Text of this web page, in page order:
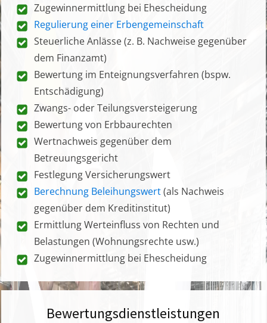
Zugewinnermittlung bei Ehescheidung
Regulierung einer Erbengemeinschaft
Steuerliche Anlässe (z. B. Nachweise gegenüber
dem Finanzamt)
Bewertung im Enteignungsverfahren (bspw.
Entschädigung)
Zwangs- oder Teilungsversteigerung
Bewertung von Erbbaurechten
Wertnachweis gegenüber dem
Betreuungsgericht
Festlegung Versicherungswert
Berechnung Beleihungswert(als Nachweis
gegenüber dem Kreditinstitut)
Ermittlung Werteinfluss von Rechten und
Belastungen (Wohnungsrechte usw.)
Zugewinnermittlung bei Ehescheidung
Bewertungsdienstleistungen